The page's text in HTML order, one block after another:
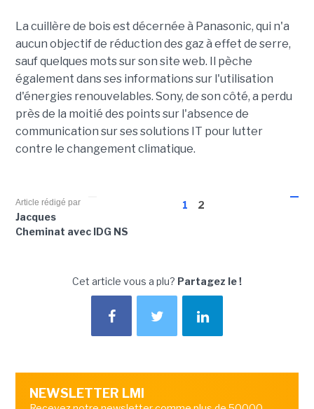
La cuillère de bois est décernée à Panasonic, qui n'a
aucun objectif de réduction des gaz à effet de serre,
sauf quelques mots sur son site web. Il pèche
également dans ses informations sur l'utilisation
d'énergies renouvelables. Sony, de son côté, a perdu
près de la moitié des points sur l'absence de
communication sur ses solutions IT pour lutter
contre le changement climatique.
1 2
Article rédigé par
Jacques
Cheminat avec IDG NS
Cet article vous a plu? Partagez le !
NEWSLETTER LMI